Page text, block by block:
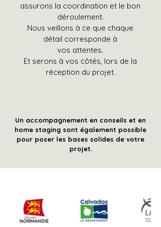
assurons la coordination et le bon
déroulement.
Nous veillons à ce que chaque
détail corresponde à
vos attentes.
Et serons à vos côtés, lors de la
réception du projet.
Un accompagnement en conseils et en
home staging sont également possible
pour poser les bases solides de votre
projet.